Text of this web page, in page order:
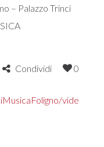
– Palazzo Trinci
Condividi 0
videos/